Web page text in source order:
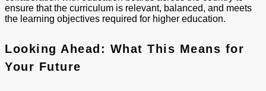
ensure that the curriculum is relevant, balanced, and meets
the learning objectives required for higher education.
Looking Ahead: What This Means for
Your Future